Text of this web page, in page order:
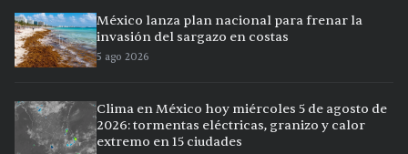
México lanza plan nacional para frenar la
invasión del sargazo en costas
5 ago 2026
Clima en México hoy miércoles 5 de agosto de
2026: tormentas eléctricas, granizo y calor
extremo en 15 ciudades